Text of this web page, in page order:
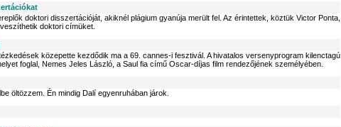
doktori disszertációját, akiknél plágium gyanúja merült fel. Az érintettek, köztük Victor Ponta,
doktori címüket.
közepette kezdődik ma a 69. cannes-i fesztivál. A hivatalos versenyprogram kilenctagú
foglal, Nemes Jeles László, a Saul fia című Oscar-díjas film rendezőjének személyében.
öltözzem. Én mindig Dalí egyenruhában járok.